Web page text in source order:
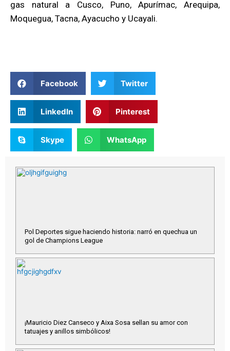
gas natural a Cusco, Puno, Apurímac, Arequipa,
Moquegua, Tacna, Ayacucho y Ucayali.
Facebook Twitter
LinkedIn Pinterest
Skype WhatsApp
Pol Deportes sigue haciendo historia: narró en quechua un
gol de Champions League
¡Mauricio Diez Canseco y Aixa Sosa sellan su amor con
tatuajes y anillos simbólicos!